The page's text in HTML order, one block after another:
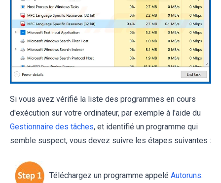
Si vous avez vérifié la liste des programmes en cours
d'exécution sur votre ordinateur, par exemple à l'aide du
Gestionnaire des tâches, et identifié un programme qui
semble suspect, vous devez suivre les étapes suivantes :
Téléchargez un programme appelé Autoruns.